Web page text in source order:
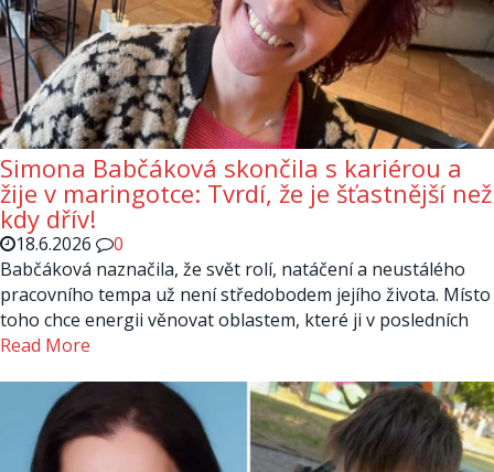
Simona Babčáková skončila s kariérou a
žije v maringotce: Tvrdí, že je šťastnější než
kdy dřív!
18.6.2026
0
Babčáková naznačila, že svět rolí, natáčení a neustálého
pracovního tempa už není středobodem jejího života. Místo
toho chce energii věnovat oblastem, které ji v posledních
Read More